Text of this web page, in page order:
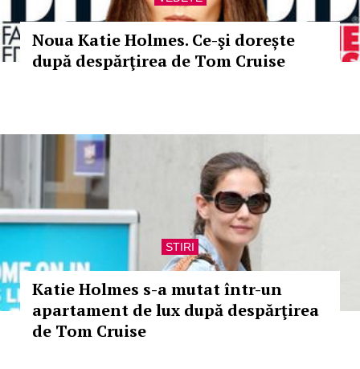
Noua Katie Holmes. Ce-şi dorește
după despărţirea de Tom Cruise
STIRI
Katie Holmes s-a mutat într-un
apartament de lux după despărţirea
de Tom Cruise